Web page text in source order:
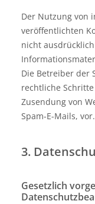
Der Nutzung von
veröffentlichten
nicht
Die Betreiber der
rechtliche
Zusendung von
Spam-E-Mails, vor.
3.
Gesetzlich